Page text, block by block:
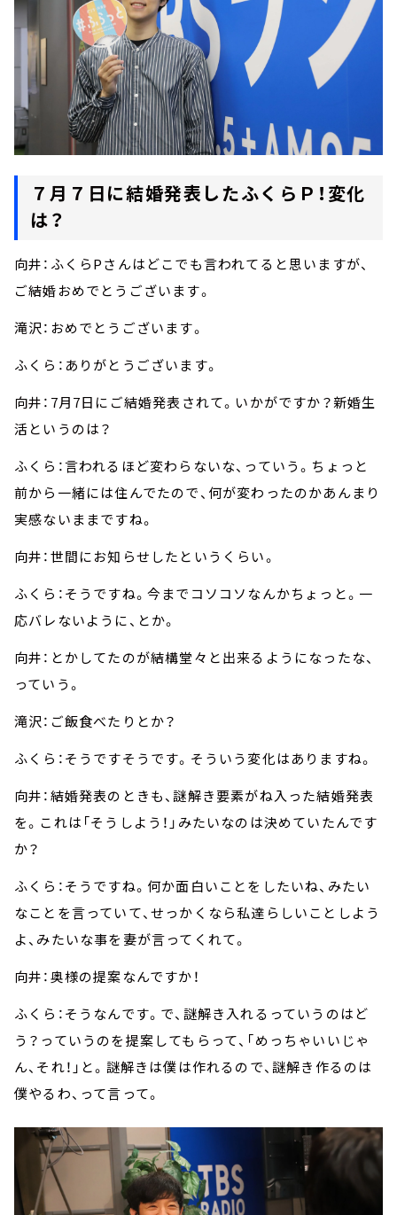
７月７日に結婚発表したふくらＰ！変化
は？
向井：ふくらPさんはどこでも言われてると思いますが、
ご結婚おめでとうございます。
滝沢：おめでとうございます。
ふくら：ありがとうございます。
向井：7月7日にご結婚発表されて。いかがですか？新婚生
活というのは？
ふくら：言われるほど変わらないな、っていう。ちょっと
前から一緒には住んでたので、何が変わったのかあんまり
実感ないままですね。
向井：世間にお知らせしたというくらい。
ふくら：そうですね。今までコソコソなんかちょっと。一
応バレないように、とか。
向井：とかしてたのが結構堂々と出来るようになったな、
っていう。
滝沢：ご飯食べたりとか？
ふくら：そうですそうです。そういう変化はありますね。
向井：結婚発表のときも、謎解き要素がね入った結婚発表
を。これは「そうしよう！」みたいなのは決めていたんです
か？
ふくら：そうですね。何か面白いことをしたいね、みたい
なことを言っていて、せっかくなら私達らしいことしよう
よ、みたいな事を妻が言ってくれて。
向井：奥様の提案なんですか！
ふくら：そうなんです。で、謎解き入れるっていうのはど
う？っていうのを提案してもらって、「めっちゃいいじゃ
ん、それ！」と。謎解きは僕は作れるので、謎解き作るのは
僕やるわ、って言って。